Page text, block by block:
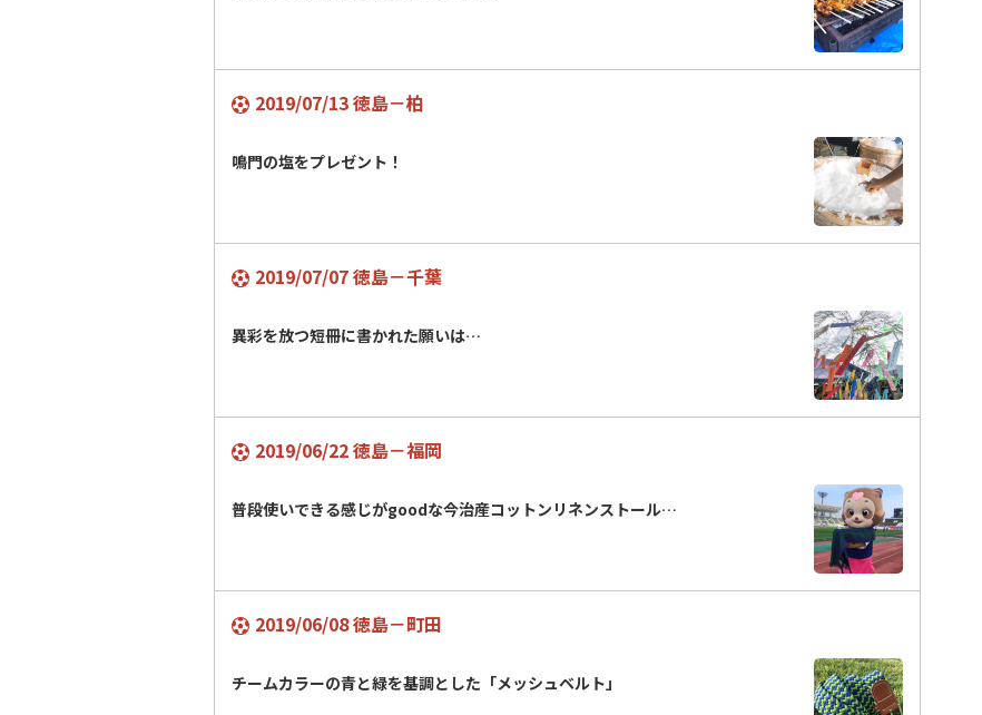
2019/07/13 徳島－柏
鳴門の塩をプレゼント！
2019/07/07 徳島－千葉
異彩を放つ短冊に書かれた願いは…
2019/06/22 徳島－福岡
普段使いできる感じがgoodな今治産コットンリネンストール…
2019/06/08 徳島－町田
チームカラーの青と緑を基調とした「メッシュベルト」